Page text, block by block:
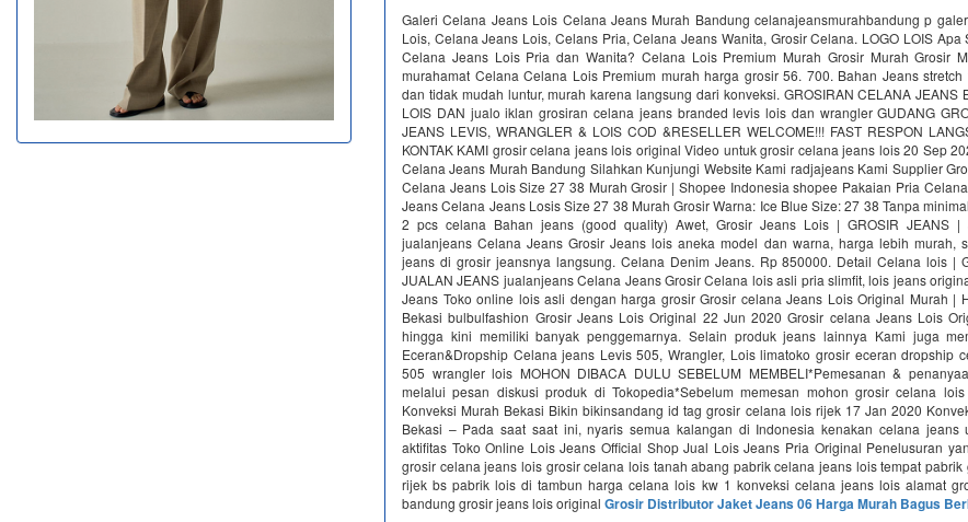
Galeri Celana Jeans Lois Celana Jeans Murah Bandung celanajeansmurahbandung p
Lois, Celana Jeans Lois, Celans Pria, Celana Jeans Wanita, Grosir Celana. LOGO LOIS Apa
Celana Jeans Lois Pria dan Wanita? Celana Lois Premium Murah Grosir Murah Grosir
murahamat Celana Celana Lois Premium murah harga grosir 56. 700. Bahan Jeans
dan tidak mudah luntur, murah karena langsung dari konveksi. GROSIRAN CELANA JEANS
LOIS DAN jualo iklan grosiran celana jeans branded levis lois dan wrangler GUDANG
JEANS LEVIS, WRANGLER & LOIS COD &RESELLER WELCOME!!! FAST RESPON
KONTAK KAMI grosir celana jeans lois original Video untuk grosir celana jeans lois 20 Sep
Celana Jeans Murah Bandung Silahkan Kunjungi Website Kami radjajeans Kami Supplier
Celana Jeans Lois Size 27 38 Murah Grosir | Shopee Indonesia shopee Pakaian Pria
Jeans Celana Jeans Losis Size 27 38 Murah Grosir Warna: Ice Blue Size: 27 38 Tanpa
2 pcs celana Bahan jeans (good quality) Awet, Grosir Jeans Lois | GROSIR JEANS |
jualanjeans Celana Jeans Grosir Jeans lois aneka model dan warna, harga lebih murah,
jeans di grosir jeansnya langsung. Celana Denim Jeans. Rp 850000. Detail Celana lois |
JUALAN JEANS jualanjeans Celana Jeans Grosir Celana lois asli pria slimfit, lois jeans
Jeans Toko online lois asli dengan harga grosir Grosir celana Jeans Lois Original Murah |
Bekasi bulbulfashion Grosir Jeans Lois Original 22 Jun 2020 Grosir celana Jeans Lois
hingga kini memiliki banyak penggemarnya. Selain produk jeans lainnya Kami juga
Eceran&Dropship Celana jeans Levis 505, Wrangler, Lois limatoko grosir eceran dropship
505 wrangler lois MOHON DIBACA DULU SEBELUM MEMBELI*Pemesanan &
melalui pesan diskusi produk di Tokopedia*Sebelum memesan mohon grosir celana
Konveksi Murah Bekasi Bikin bikinsandang id tag grosir celana lois rijek 17 Jan 2020
Bekasi – Pada saat saat ini, nyaris semua kalangan di Indonesia kenakan celana jeans
aktifitas Toko Online Lois Jeans Official Shop Jual Lois Jeans Pria Original Penelusuran
grosir celana jeans lois grosir celana lois tanah abang pabrik celana jeans lois tempat
rijek bs pabrik lois di tambun harga celana lois kw 1 konveksi celana jeans lois alamat
bandung grosir jeans lois original Grosir Distributor Jaket Jeans 06 Harga Murah Bagus